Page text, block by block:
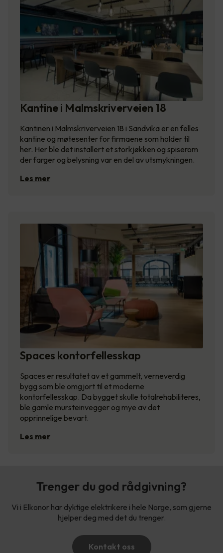
Kantine i Malmskriverveien 18
Kantinen i Malmskriverveien 18 i Sandvika er en felles
kantine og møtesenter for firmaene som holder til
her. Her ble det installert et storkjøkken og spiserom
der farger og belysning var en del av utsmykningen.
Les mer
Spaces kontorfellesskap
Spaces er resultatet av et gammelt, verneverdig
bygg som ble omgjort til et moderne
kontorfellesskap. Da bygget skulle totalrehabiliteres,
ble gamle mursteinvegger og mye av det
opprinnelige bevart.
Les mer
Trenger du god rådgivning?
Vi i Elkonor har dyktige elektrikere i hele Norge, som gjerne
hjelper deg med det du trenger.
Kontakt oss